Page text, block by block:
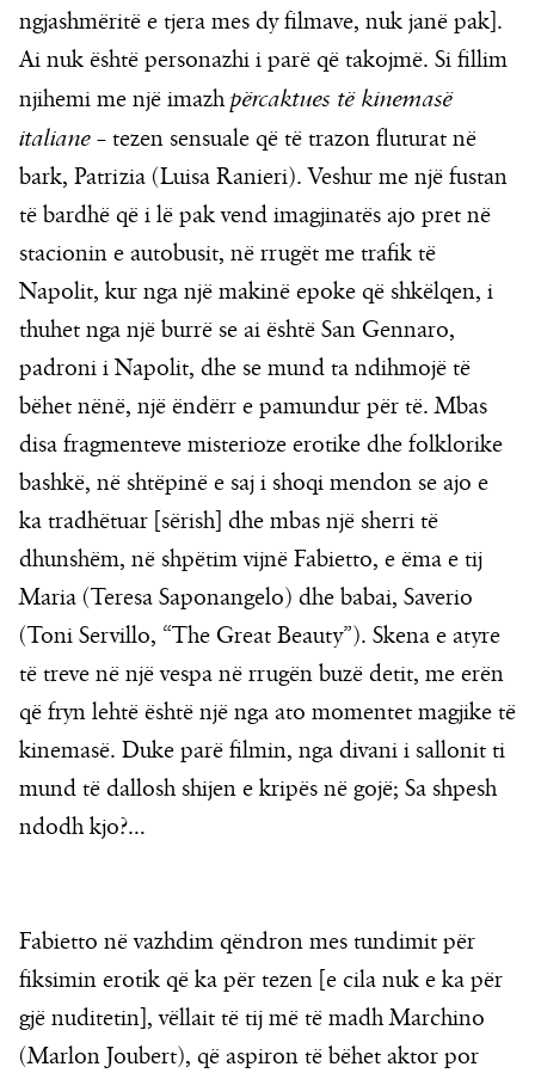
ngjashmëritë e tjera mes dy filmave, nuk janë pak].
Ai nuk është personazhi i parë që takojmë. Si fillim
njihemi me një imazhpërcaktues të kinemasë
italiane – tezen sensuale që të trazon fluturat në
bark, Patrizia (Luisa Ranieri). Veshur me një fustan
të bardhë që i lë pak vend imagjinatës ajo pret në
stacionin e autobusit, në rrugët me trafik të
Napolit, kur nga një makinë epoke që shkëlqen, i
thuhet nga një burrë se ai është San Gennaro,
padroni i Napolit, dhe se mund ta ndihmojë të
bëhet nënë, një ëndërr e pamundur për të. Mbas
disa fragmenteve misterioze erotike dhe folklorike
bashkë, në shtëpinë e saj i shoqi mendon se ajo e
ka tradhëtuar [sërish] dhe mbas një sherri të
dhunshëm, në shpëtim vijnë Fabietto, e ëma e tij
Maria (Teresa Saponangelo) dhe babai, Saverio
(Toni Servillo, “The Great Beauty”). Skena e atyre
të treve në një vespa në rrugën buzë detit, me erën
që fryn lehtë është një nga ato momentet magjike të
kinemasë. Duke parë filmin, nga divani i sallonit ti
mund të dallosh shijen e kripës në gojë; Sa shpesh
ndodh kjo?…
Fabietto në vazhdim qëndron mes tundimit për
fiksimin erotik që ka për tezen [e cila nuk e ka për
gjë nuditetin], vëllait të tij më të madh Marchino
(Marlon Joubert), që aspiron të bëhet aktor por